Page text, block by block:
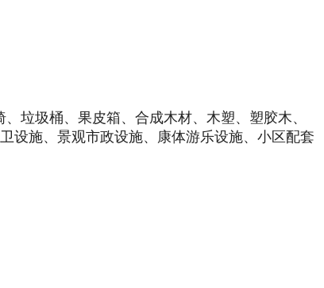
垃圾桶、果皮箱、合成木材、木塑、塑胶木、
设施、景观市政设施、康体游乐设施、小区配套